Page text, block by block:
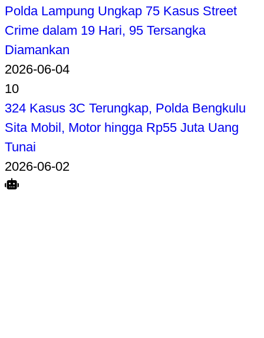
Polda Lampung Ungkap 75 Kasus Street
Crime dalam 19 Hari, 95 Tersangka
Diamankan
2026-06-04
10
324 Kasus 3C Terungkap, Polda Bengkulu
Sita Mobil, Motor hingga Rp55 Juta Uang
Tunai
2026-06-02